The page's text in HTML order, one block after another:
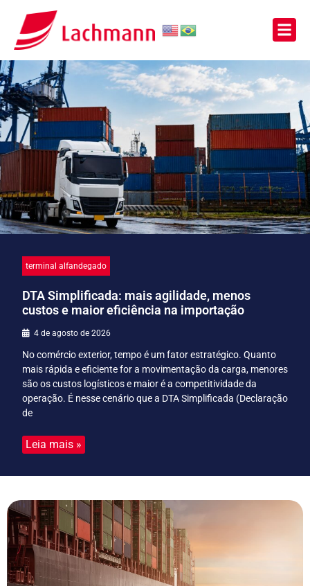
terminal alfandegado
DTA Simplificada: mais agilidade, menos
custos e maior eficiência na importação
4 de agosto de 2026
No comércio exterior, tempo é um fator estratégico. Quanto
mais rápida e eficiente for a movimentação da carga, menores
são os custos logísticos e maior é a competitividade da
operação. É nesse cenário que a DTA Simplificada (Declaração
de
Leia mais »